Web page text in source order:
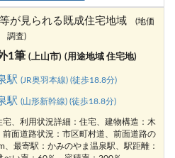
が見られる既成住宅地域
(地価
調査)
1筆 (上山市) (用途地域 住宅地)
駅 (JR奥羽本線) (徒歩18.8分)
駅(山形新幹線) (徒歩18.8分)
、利用状況詳細：住宅、建物構造：木
面道路状況：市区町村道、前面道路の
最寄駅：かみのやま温泉駅、駅距離：